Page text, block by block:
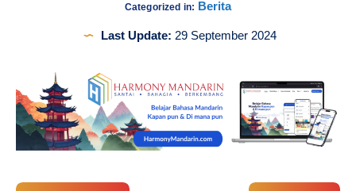
Categorized in: Berita
Last Update: 29 September 2024